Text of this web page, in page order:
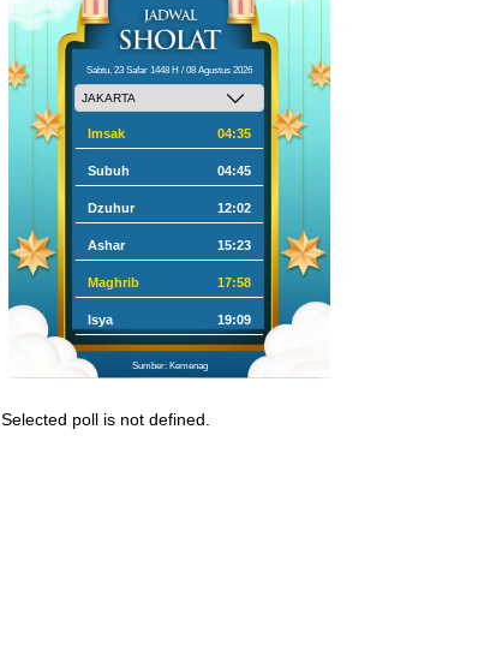
Sabtu, 23 Safar 1448 H / 08 Agustus 2026
Imsak 04:35
Subuh 04:45
Dzuhur 12:02
Ashar 15:23
Maghrib 17:58
Isya 19:09
Sumber: Kemenag
Selected poll is not defined.